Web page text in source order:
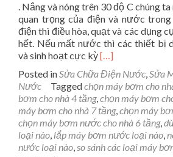
. Nắng và nóng trên 30 độ C chúng
quan trọng của điện và nước
điện thì điều hòa, quạt và các dụng
hết. Nếu mất nước thì các thiết bị
và sinh hoạt cực kỳRead
more
about
Nên
chọn
máy
bơm
nước
loại
[…]
Posted inSửa Chữa Điện Nước,Sửa
Nước
Taggedchọn máy bơm cho
bơm cho nhà 4 tầng,chọn máy bơm
máy bơm cho nhà 7 tầng,chọn máy
chọn máy bơm nước cho nhà 6 tầng,
loại nào, lắp máy bơm nước loại nào,
nước loại nào,so sánh các loại máy